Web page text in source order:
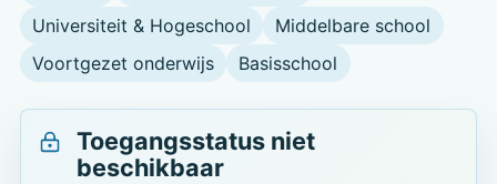
Universiteit & Hogeschool
Middelbare school
Voortgezet onderwijs
Basisschool
Toegangsstatus niet
beschikbaar